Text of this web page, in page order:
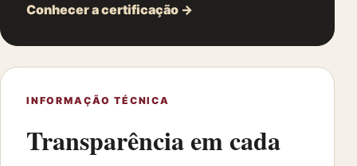
Conhecer a certificação →
INFORMAÇÃO TÉCNICA
Transparência em cada